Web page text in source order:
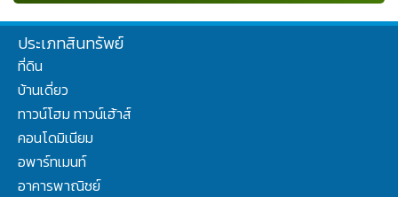
ประเภทสินทรัพย์
ที่ดิน
บ้านเดี่ยว
ทาวน์โฮม ทาวน์เฮ้าส์
คอนโดมิเนียม
อพาร์ทเมนท์
อาคารพาณิชย์